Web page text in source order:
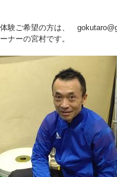
体験ご希望の方は、
ーナーの宮村です。